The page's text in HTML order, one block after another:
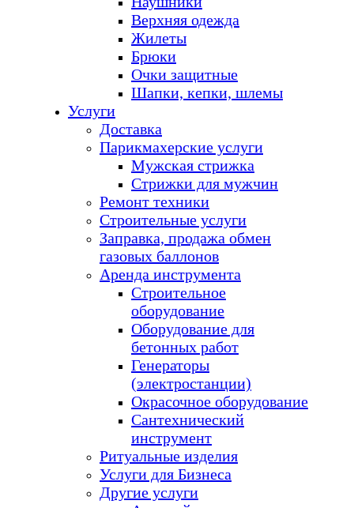
Верхняя одежда
Жилеты
Брюки
Очки защитные
Шапки, кепки, шлемы
Услуги
Доставка
Парикмахерские услуги
Мужская стрижка
Стрижки для мужчин
Ремонт техники
Строительные услуги
Заправка, продажа обмен
газовых баллонов
Аренда инструмента
Строительное
оборудование
Оборудование для
бетонных работ
Генераторы
(электростанции)
Окрасочное оборудование
Сантехнический
инструмент
Ритуальные изделия
Услуги для Бизнеса
Другие услуги